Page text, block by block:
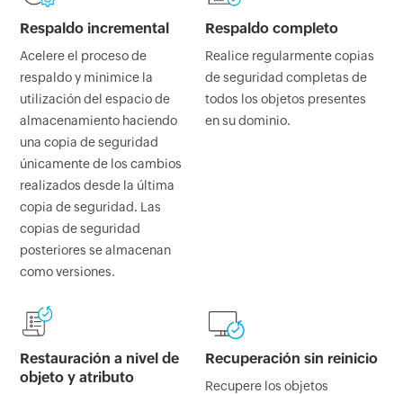
Respaldo incremental
Acelere el proceso de
respaldo y minimice la
utilización del espacio de
almacenamiento haciendo
una copia de seguridad
únicamente de los cambios
realizados desde la última
copia de seguridad. Las
copias de seguridad
posteriores se almacenan
como versiones.
Respaldo completo
Realice regularmente copias
de seguridad completas de
todos los objetos presentes
en su dominio.
Restauración a nivel de
objeto y atributo
Recuperación sin reinicio
Recupere los objetos